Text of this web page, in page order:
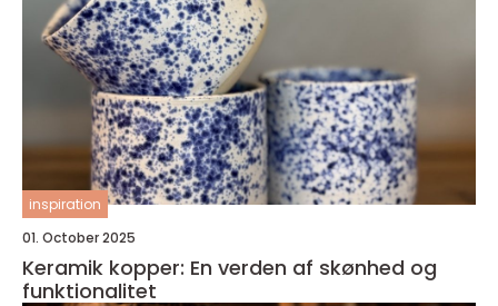
inspiration
01. October 2025
Keramik kopper: En verden af skønhed og
funktionalitet